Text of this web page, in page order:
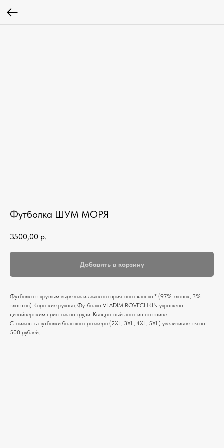
Футболка ШУМ МОРЯ
3500,00 р.
Добавить в корзину
Футболка c круглым вырезом из мягкого приятного хлопка.* (97% хлопок, 3%
эластан) Короткие рукава. Футболка VLADIMIROVECHKIN украшена
дизайнерским принтом на груди. Квадратный логотип на спине.
Стоимость футболки большого размера (2XL, 3XL, 4XL, 5XL) увеличивается на
500 рублей.